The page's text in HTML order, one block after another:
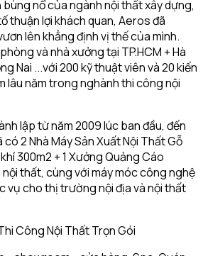
nổ của ngành nội thất xây dựng,
thuận lợi khách quan, Aeros đã
lên khẳng định vị thế của mình.
và nhà xưởng tại TP.HCM + Hà
Nai ...với 200 kỹ thuật viên và 20 kiến
lâu năm trong nghành thi công nội
lập từ năm 2009 lúc ban đầu, đến
2 Nhà Máy Sản Xuất Nội Thất Gỗ
300m2 + 1 Xưởng Quảng Cáo
nội thất, cùng với máy móc công nghệ
vụ cho thị trường nội địa và nội thất
Công Nội Thất Trọn Gói